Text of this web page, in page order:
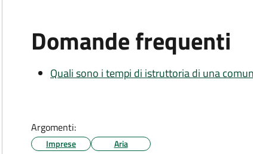
Domande frequenti
Quali sono i tempi di istruttoria di una
Argomenti:
Imprese Aria